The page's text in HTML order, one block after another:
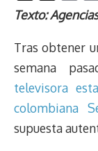
h
e
d
s
o
y
i
n
k
Texto:
Tras obtener
semana
televisora
colombiana
supuesta